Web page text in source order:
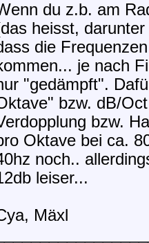
du z.b. am
heisst,
die
je nach
"gedämpft".
bzw. dB/
bzw.
Oktave bei ca.
noch..
leiser...
Mäxl